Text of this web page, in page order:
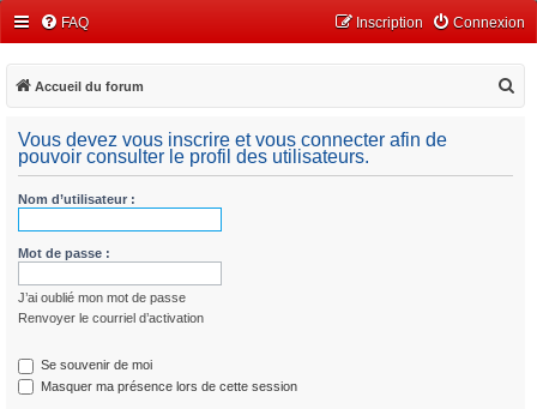
FAQ Connexion
Inscription
Accueil du forum
Vous devez vous inscrire et vous connecter afin de
pouvoir consulter le profil des utilisateurs.
Nom d’utilisateur :
Mot de passe :
J’ai oublié mon mot de passe
Renvoyer le courriel d’activation
Se souvenir de moi
Masquer ma présence lors de cette session